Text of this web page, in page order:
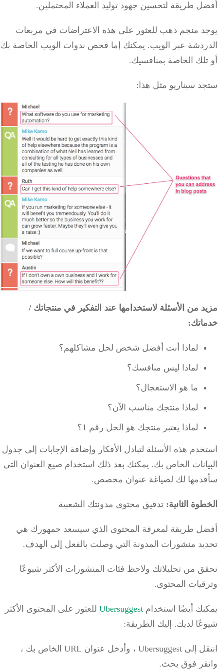
طريقة لتحسين جهود توليد العملاء المحتملين.
منجم ذهب للعثور على هذه الاعتراضات في مربعات
عبر الويب.يمكنك إما فحص ندوات الويب الخاصة بك
الخاصة بمنافسيك.
سيناريو مثل هذا:
من الأسئلة لاستخدامها عند التفكير في منتجاتك /
لماذا أنت أفضل شخص لحل مشاكلهم؟
لماذا ليس منافسك؟
ما هو الاستعجال؟
لماذا منتجك مناسب الآن؟
لماذا يعتبر منتجك هو الحل رقم 1؟
هذه الأسئلة لتبادل الأفكار وإضافة الإجابات إلى جدول
الخاص بك.يمكنك بعد ذلك استخدام صيغ العنوان التي
لك لصياغة عنوان مخصص.
الثانية:تدقيق محتوى مدونتك الشعبية
طريقة لمعرفة المحتوى الذي سيسعد جمهورك هي
منشورات المدونة التي وصلت بالفعل إلى الهدف.
من تحليلاتك ولاحظ فئات المنشورات الأكثر شيوعًا
المحتوى.
أيضًا استخدامUbersuggestللعثور على المحتوى الأكثر
لديك.إليك الطريقة:
انتقل إلى Ubersuggest ، وأدخل عنوان URL الخاص بك ،
فوق بحث.